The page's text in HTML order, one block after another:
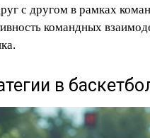
с другом в рамках
командных
в